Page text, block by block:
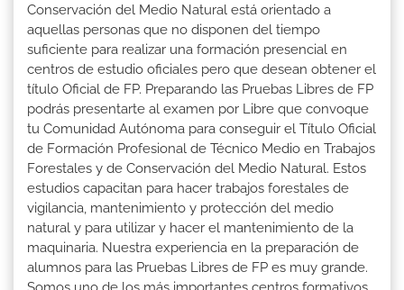
Conservación del Medio Natural está orientado a
aquellas personas que no disponen del tiempo
suficiente para realizar una formación presencial en
centros de estudio oficiales pero que desean obtener el
título Oficial de FP. Preparando las Pruebas Libres de FP
podrás presentarte al examen por Libre que convoque
tu Comunidad Autónoma para conseguir el Título Oficial
de Formación Profesional de Técnico Medio en Trabajos
Forestales y de Conservación del Medio Natural. Estos
estudios capacitan para hacer trabajos forestales de
vigilancia, mantenimiento y protección del medio
natural y para utilizar y hacer el mantenimiento de la
maquinaria. Nuestra experiencia en la preparación de
alumnos para las Pruebas Libres de FP es muy grande.